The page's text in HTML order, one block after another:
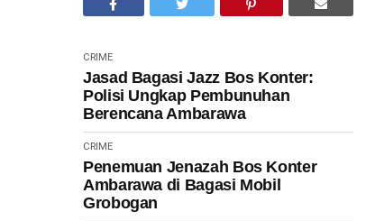
CRIME
Jasad Bagasi Jazz Bos Konter:
Polisi Ungkap Pembunuhan
Berencana Ambarawa
CRIME
Penemuan Jenazah Bos Konter
Ambarawa di Bagasi Mobil
Grobogan